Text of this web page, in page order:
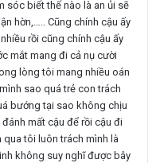
sóc biết thế nào là an ủi sẽ
hờn,….. Cũng chính cậu ấy
rồi cũng chính cậu ấy
mắt mang đi cả nụ cười
lòng tôi mang nhiều oán
sao quá trẻ con trách
bướng tại sao không chịu
mất cậu để rồi cậu đi
tôi luôn trách mình là
không suy nghĩ được bây